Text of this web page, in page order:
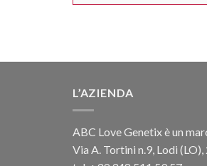
L’AZIENDA
ABC Love Genetix è un
Via A. Tortini n.9, Lodi (LO),